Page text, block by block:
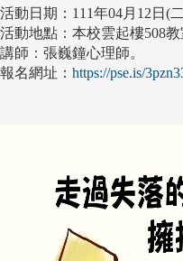
活動日期：111年04月12日(二
活動地點：本校雲起樓508教
講師：張巍鐘心理師。
報名網址： https://pse.is/